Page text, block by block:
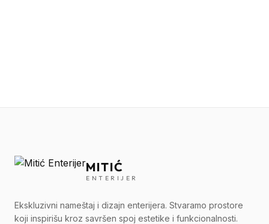
MITIĆ
ENTERIJER
Ekskluzivni nameštaj i dizajn enterijera. Stvaramo prostore
koji inspirišu kroz savršen spoj estetike i funkcionalnosti.